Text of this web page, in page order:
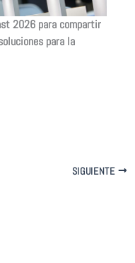
2026 para compartir
para la
SIGUIENTE